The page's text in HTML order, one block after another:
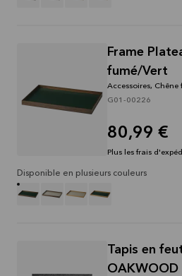
Frame
fumé/Vert
Accessoires,
G01-00226
80,99 €
Plus les frais
Disponible en plusieurs couleurs
Tapis en
OAKWOOD